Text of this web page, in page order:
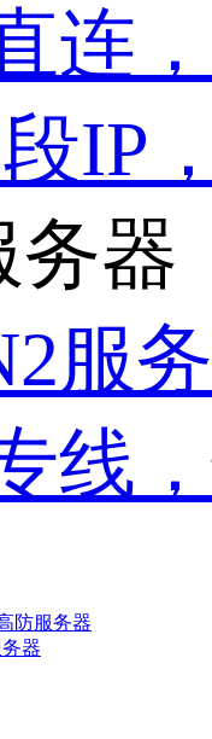
连
IP
务器
服
线
防服务器
器